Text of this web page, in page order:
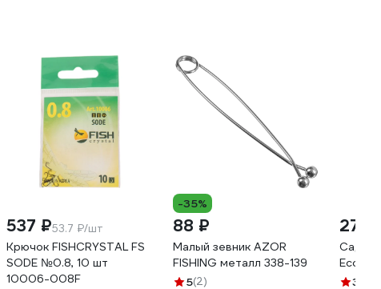
537 ₽53.7 ₽/шт
Крючок FISHCRYSTAL FS
SODE №0.8, 10 шт
10006-008F
-35%
88 ₽
Малый зевник AZOR
FISHING металл 338-139
5(2)
276
Садок
Ecos
3.8